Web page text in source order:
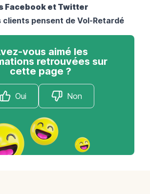
Facebook et Twitter
clients pensent de Vol-Retardé
vous aimé les
retrouvées sur
cette page ?
Oui Non